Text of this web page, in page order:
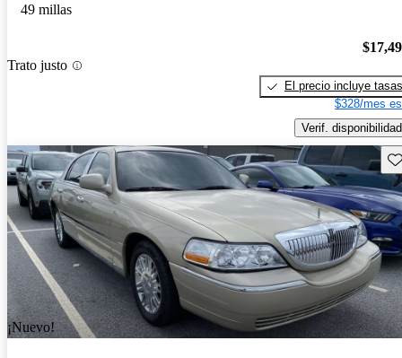
49 millas
Trato justo
El precio incluye tasas
$328/mes
Verif. disponibilidad
¡Nuevo!